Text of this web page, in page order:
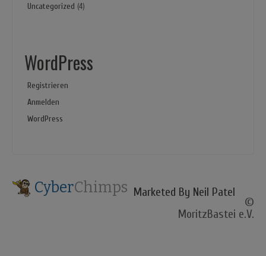
Uncategorized (4)
WordPress
Registrieren
Anmelden
WordPress
CyberChimps Marketed By Neil Patel
©
MoritzBastei e.V.